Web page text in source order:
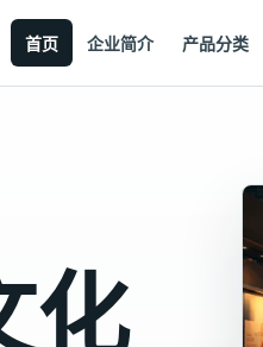
首页 企业简介 产品分类
化